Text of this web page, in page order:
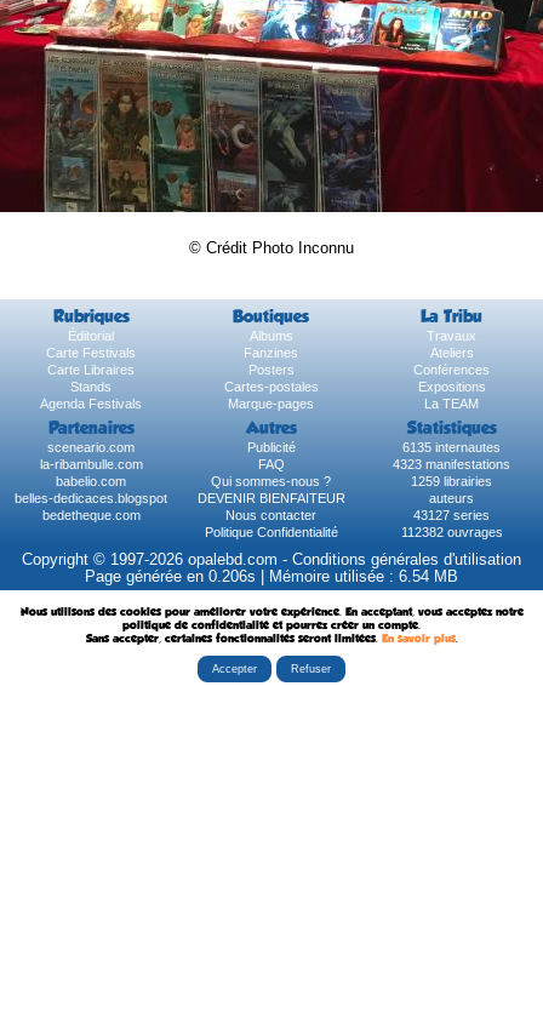
© Crédit Photo Inconnu
Rubriques Boutiques La Tribu
Éditorial Albums
Travaux
Carte Festivals
Fanzines
Ateliers
Carte Libraires
Posters
Conférences
Stands
Cartes-postales
Expositions
Agenda Festivals
Marque-pages La TEAM
Partenaires Autres Statistiques
sceneario.com Publicité
6135 internautes
la-ribambulle.com
FAQ
4323 manifestations
babelio.com
Qui sommes-nous ?
1259 librairies
belles-dedicaces.blogspot
DEVENIR BIENFAITEUR
auteurs
bedetheque.com
Nous contacter
43127 series
Politique Confidentialité
112382 ouvrages
Copyright © 1997-2026 opalebd.com - Conditions générales d'utilisation
Page générée en 0.206s | Mémoire utilisée : 6.54 MB
Nous utilisons des cookies pour améliorer votre expérience. En acceptant, vous acceptez notre
politique de confidentialité et pourrez créer un compte.
Sans accepter, certaines fonctionnalités seront limitées. En savoir plus.
Accepter Refuser